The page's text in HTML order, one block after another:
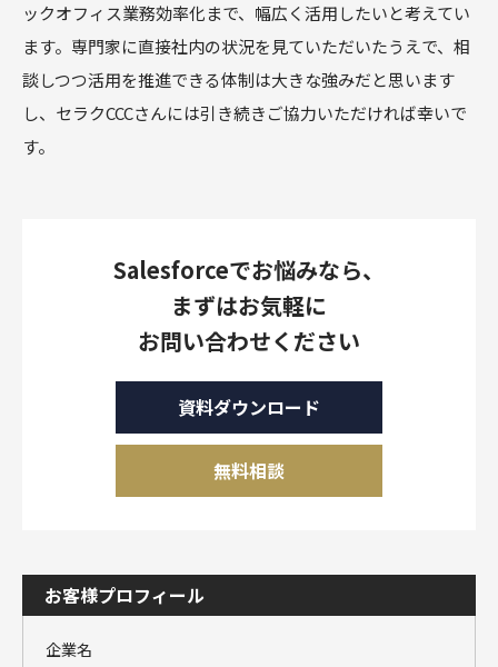
ックオフィス業務効率化まで、幅広く活用したいと考えてい
ます。専門家に直接社内の状況を見ていただいたうえで、相
談しつつ活用を推進できる体制は大きな強みだと思います
し、セラクCCCさんには引き続きご協力いただければ幸いで
す。
Salesforceでお悩みなら、
まずはお気軽に
お問い合わせください
資料ダウンロード
無料相談
お客様プロフィール
企業名